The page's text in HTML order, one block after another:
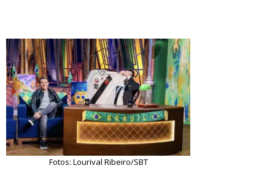
Fotos: Lourival Ribeiro/SBT